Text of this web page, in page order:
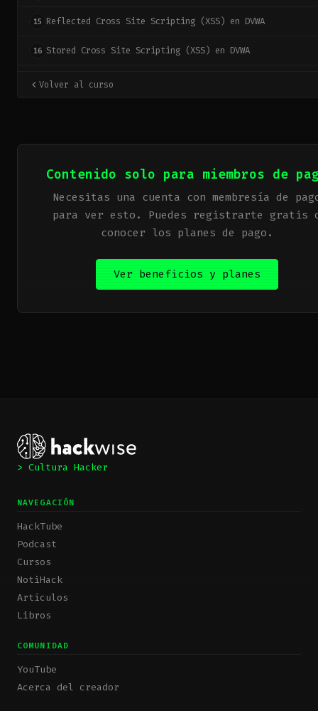
Contenido solo para miembros de
Necesitas una cuenta con membresía de
para ver esto. Puedes registrarte gratis
conocer los planes de pago.
Ver beneficios y planes
15 Reflected Cross Site Scripting (XSS) en DVWA
16 Stored Cross Site Scripting (XSS) en DVWA
17 Authorisation Bypass en DVWA - Low level
Volver al curso
> Cultura Hacker
NAVEGACIÓN
HackTube
Podcast
Cursos
NotiHack
Artículos
Libros
COMUNIDAD
YouTube
Acerca del creador